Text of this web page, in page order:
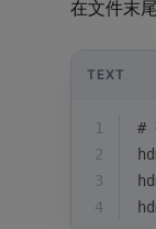
在文件末
TEXT
1
#
2
3
4